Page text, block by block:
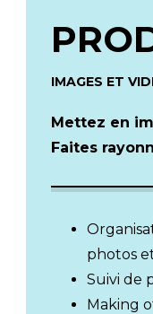
IMAGES ET
Mettez en
Faites
photos
Suivi de
Making